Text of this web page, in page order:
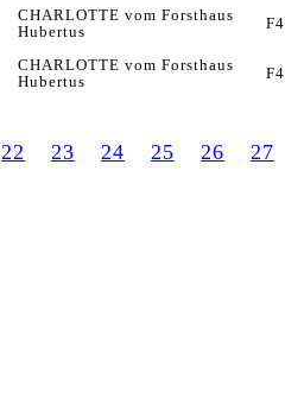
CHARLOTTE vom Forsthaus
Hubertus
F4
CHARLOTTE vom Forsthaus
Hubertus
F4
22 23 24 25 26 27